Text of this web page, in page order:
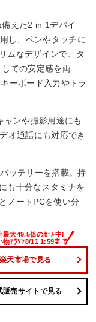
H&B 2024
えた2 in 1デバイ
し、ペンやタッチに
ムなデザインで、タ
ての安定感を両
ーボード入力やトラ
ャンや撮影用途にも
オ通話にも対応でき
ッテリーを搭載。持
も十分なスタミナを
ノートPCを使い分
楽天市場で見る
販売サイトで見る